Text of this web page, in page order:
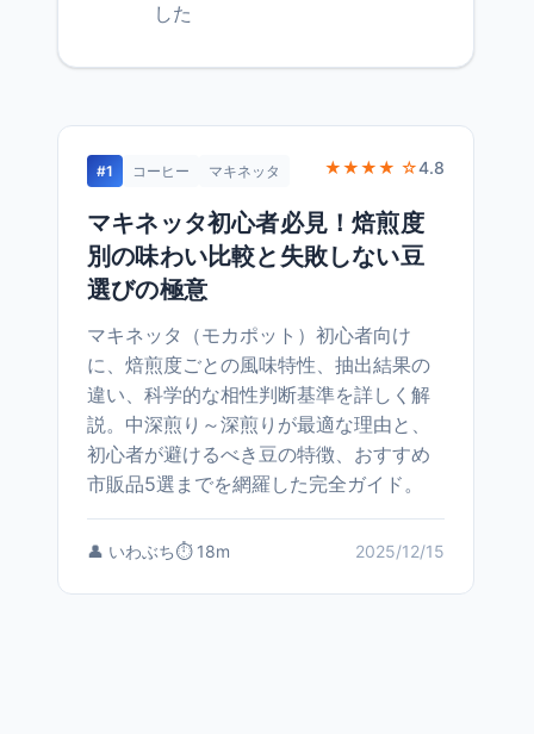
した
#1 コーヒー マキネッタ ★★★★ ☆4.8
マキネッタ初心者必見！焙煎度
別の味わい比較と失敗しない豆
選びの極意
マキネッタ（モカポット）初心者向け
に、焙煎度ごとの風味特性、抽出結果の
違い、科学的な相性判断基準を詳しく解
説。中深煎り～深煎りが最適な理由と、
初心者が避けるべき豆の特徴、おすすめ
市販品5選までを網羅した完全ガイド。
👤 いわぶち⏱️ 18m 2025/12/15